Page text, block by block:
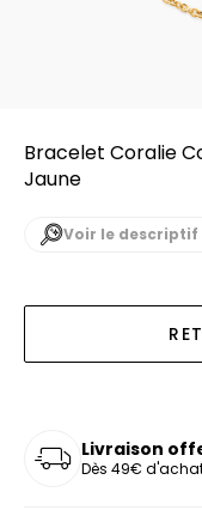
Bracelet Coralie
Jaune
Voir le descriptif
Livraison
Dès 49€